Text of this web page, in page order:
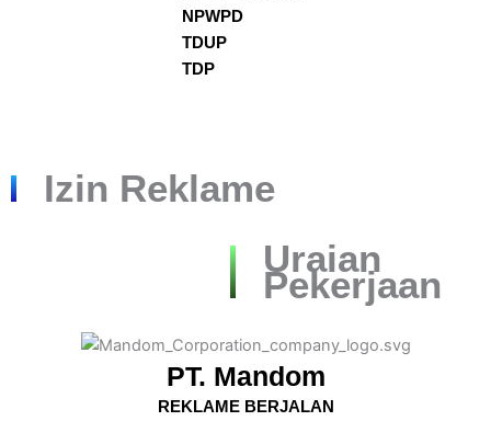
NPWPD
TDUP
TDP
Izin Reklame
Uraian
Pekerjaan
PT. Mandom
REKLAME BERJALAN